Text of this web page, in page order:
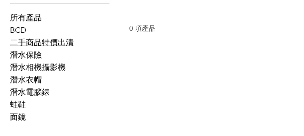
所有產品
BCD
二手商品特價出清
潛水保險
潛水相機攝影機
潛水衣帽
潛水電腦錶
蛙鞋
面鏡
0 項產品